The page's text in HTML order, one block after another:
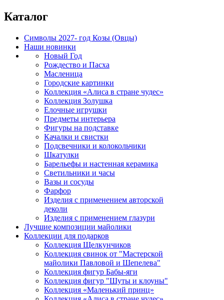
Каталог
Символы 2027- год Козы (Овцы)
Наши новинки
Новый Год
Рождество и Пасха
Масленица
Городские картинки
Коллекция «Алиса в стране чудес»
Коллекция Золушка
Елочные игрушки
Предметы интерьера
Фигуры на подставке
Качалки и свистки
Подсвечники и колокольчики
Шкатулки
Барельефы и настенная керамика
Светильники и часы
Вазы и сосуды
Фарфор
Изделия с применением авторской
деколи
Изделия с применением глазури
Лучшие композиции майолики
Коллекции для подарков
Коллекция Щелкунчиков
Коллекция свинок от "Мастерской
майолики Павловой и Шепелева"
Коллекция фигур Бабы-яги
Коллекция фигур "Шуты и клоуны"
Коллекция «Маленький принц»